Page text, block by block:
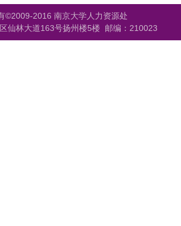
©2009-2016 南京大学人力资源处
仙林大道163号扬州楼5楼 邮编：210023